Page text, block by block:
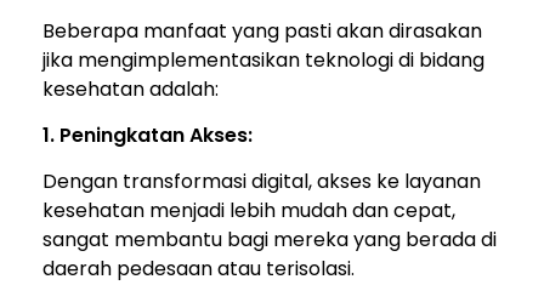
Beberapa manfaat yang pasti akan dirasakan
jika mengimplementasikan teknologi di bidang
kesehatan adalah:
1. Peningkatan Akses:
Dengan transformasi digital, akses ke layanan
kesehatan menjadi lebih mudah dan cepat,
sangat membantu bagi mereka yang berada di
daerah pedesaan atau terisolasi.